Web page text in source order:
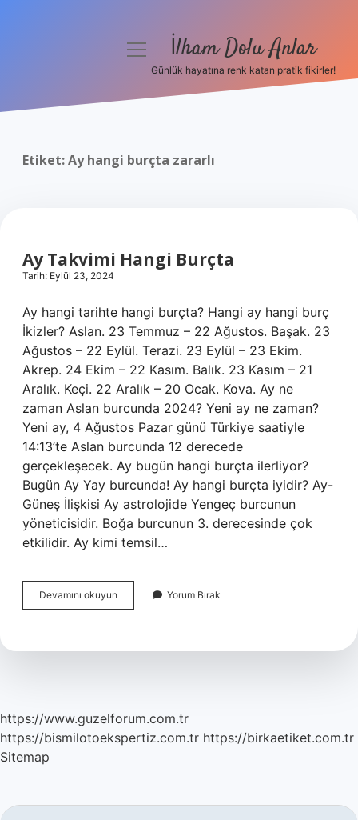
Yasal Uyarı
menüyü İlham Dolu Anlar
Günlük hayatına renk katan pratik fikirler!
Etiket:Ay hangi burçta zararlı
Ay Takvimi Hangi Burçta
Tarih: Eylül 23, 2024
Ay hangi tarihte hangi burçta? Hangi ay hangi burç
İkizler? Aslan. 23 Temmuz – 22 Ağustos. Başak. 23
Ağustos – 22 Eylül. Terazi. 23 Eylül – 23 Ekim.
Akrep. 24 Ekim – 22 Kasım. Balık. 23 Kasım – 21
Aralık. Keçi. 22 Aralık – 20 Ocak. Kova. Ay ne
zaman Aslan burcunda 2024? Yeni ay ne zaman?
Yeni ay, 4 Ağustos Pazar günü Türkiye saatiyle
14:13’te Aslan burcunda 12 derecede
gerçekleşecek. Ay bugün hangi burçta ilerliyor?
Bugün Ay Yay burcunda! Ay hangi burçta iyidir? Ay-
Güneş İlişkisi Ay astrolojide Yengeç burcunun
yöneticisidir. Boğa burcunun 3. derecesinde çok
etkilidir. Ay kimi temsil…
Devamını okuyun
Takvimi
Yorum Bırak
https://www.guzelforum.com.tr
https://bismilotoekspertiz.com.tr https://birkaetiket.com.tr
Sitemap